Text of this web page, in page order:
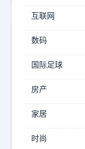
到
大
名
鼎
的
国
军
高
官
美
互联网
数码
国际足球
房产
家居
时尚